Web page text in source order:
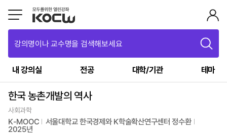
강의명이나 교수명을 검색해보세요
내 강의실 전공 대학/기관 테마
한국 농촌개발의 역사
사회과학
K-MOOC 서울대학교 한국경제와 K학술확산연구센터 정수환
2025년